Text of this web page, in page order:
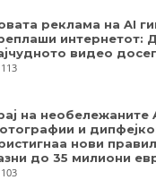
реклама на AI
интернетот:
видео
113
на необележаните
и
нови
до 35 милиони
103